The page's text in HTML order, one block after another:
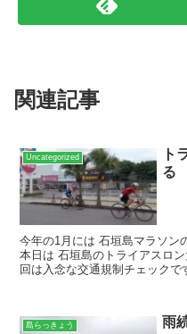
関連記事
Uncategorized
ト
る
今年の1月には 石垣島マラソン
本日は 石垣島のトライアスロ
回は入念な交通規制チェック
島らっきょう 雨